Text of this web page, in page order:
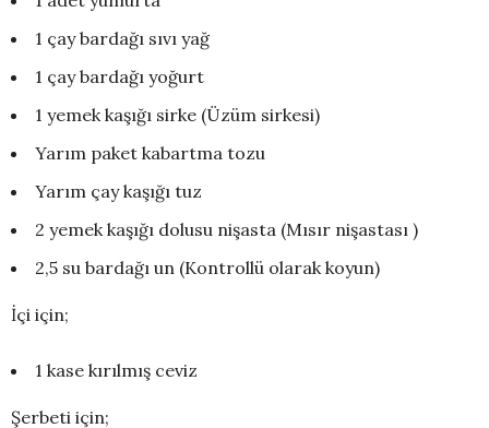
1 çay bardağı sıvı yağ
1 çay bardağı yoğurt
1 yemek kaşığı sirke (Üzüm sirkesi)
Yarım paket kabartma tozu
Yarım çay kaşığı tuz
2 yemek kaşığı dolusu nişasta (Mısır nişastası )
2,5 su bardağı un (Kontrollü olarak koyun)
İçi için;
1 kase kırılmış ceviz
Şerbeti için;